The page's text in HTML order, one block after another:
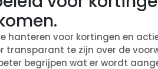
hanteren voor kortingen en
transparant te zijn over de
begrijpen wat er wordt